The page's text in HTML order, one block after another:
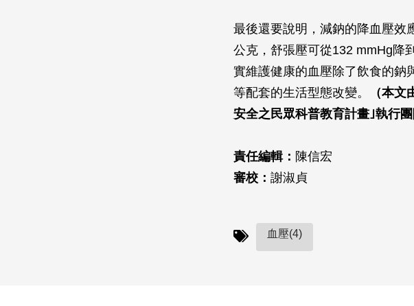
最後還要說明，減鈉的降血壓效
公克，舒張壓可從132 mmHg降
實維護健康的血壓除了飲食的鈉
等配套的生活型態改變。
（本
安全之民眾科普教育計畫｣執行團
責任編輯： 陳信宏
審校： 謝淑貞
血壓(4)